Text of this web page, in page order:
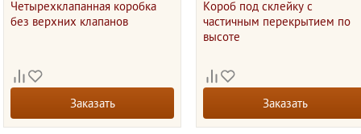
Четырехклапанная коробка
без верхних клапанов
Заказать
Короб под склейку с
частичным перекрытием по
высоте
Заказать